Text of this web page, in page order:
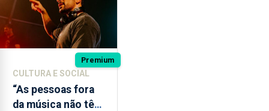
Premium
CULTURA E SOCIAL
“As pessoas fora
da música não têm